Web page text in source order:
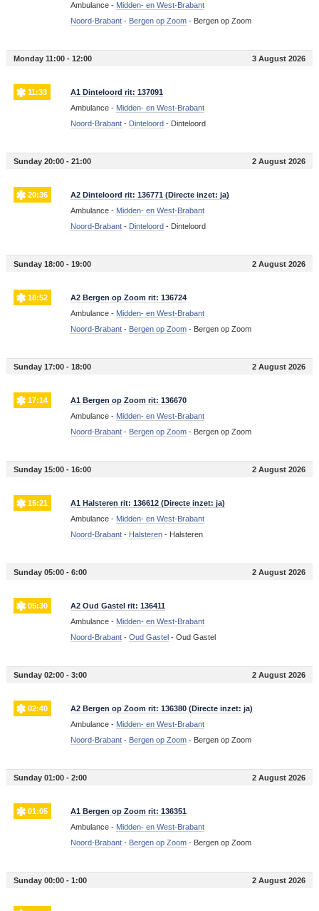
Ambulance - Midden- en West-Brabant
Noord-Brabant- Bergen op Zoom- Bergen op Zoom
Monday 11:00 - 12:00 3 August 2026
11:33
A1 Dinteloord rit: 137091
Ambulance - Midden- en West-Brabant
Noord-Brabant- Dinteloord - Dinteloord
Sunday 20:00 - 21:00 2 August 2026
20:36
A2 Dinteloord rit: 136771 (Directe inzet: ja)
Ambulance - Midden- en West-Brabant
Noord-Brabant- Dinteloord - Dinteloord
Sunday 18:00 - 19:00 2 August 2026
18:52
A2 Bergen op Zoom rit: 136724
Ambulance - Midden- en West-Brabant
Noord-Brabant- Bergen op Zoom- Bergen op Zoom
Sunday 17:00 - 18:00 2 August 2026
17:14
A1 Bergen op Zoom rit: 136670
Ambulance - Midden- en West-Brabant
Noord-Brabant- Bergen op Zoom- Bergen op Zoom
Sunday 15:00 - 16:00 2 August 2026
15:21
A1 Halsteren rit: 136612 (Directe inzet: ja)
Ambulance - Midden- en West-Brabant
Noord-Brabant- Halsteren- Halsteren
Sunday 05:00 - 6:00 2 August 2026
05:30
A2 Oud Gastel rit: 136411
Ambulance - Midden- en West-Brabant
Noord-Brabant- Oud Gastel - Oud Gastel
Sunday 02:00 - 3:00 2 August 2026
02:40
A2 Bergen op Zoom rit: 136380 (Directe inzet: ja)
Ambulance - Midden- en West-Brabant
Noord-Brabant- Bergen op Zoom- Bergen op Zoom
Sunday 01:00 - 2:00 2 August 2026
01:05
A1 Bergen op Zoom rit: 136351
Ambulance - Midden- en West-Brabant
Noord-Brabant- Bergen op Zoom- Bergen op Zoom
Sunday 00:00 - 1:00 2 August 2026